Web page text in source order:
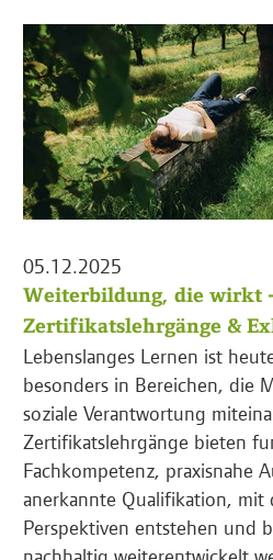
05.12.2025
Weiterbildung, die wirkt
Zertifikatslehrgänge &
Lebenslanges Lernen ist
besonders in Bereichen, die
soziale Verantwortung
Zertifikatslehrgänge bieten
Fachkompetenz, praxisnahe
anerkannte Qualifikation, mit
Perspektiven entstehen und